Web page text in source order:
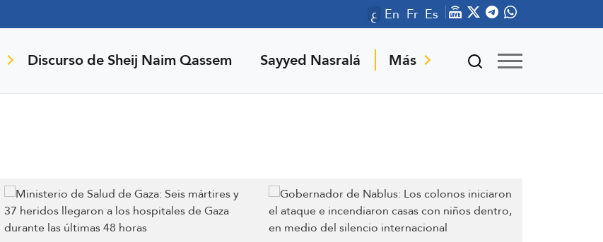
ع En Fr Es
Discurso de Sheij Naim Qassem Sayyed Nasralá Más